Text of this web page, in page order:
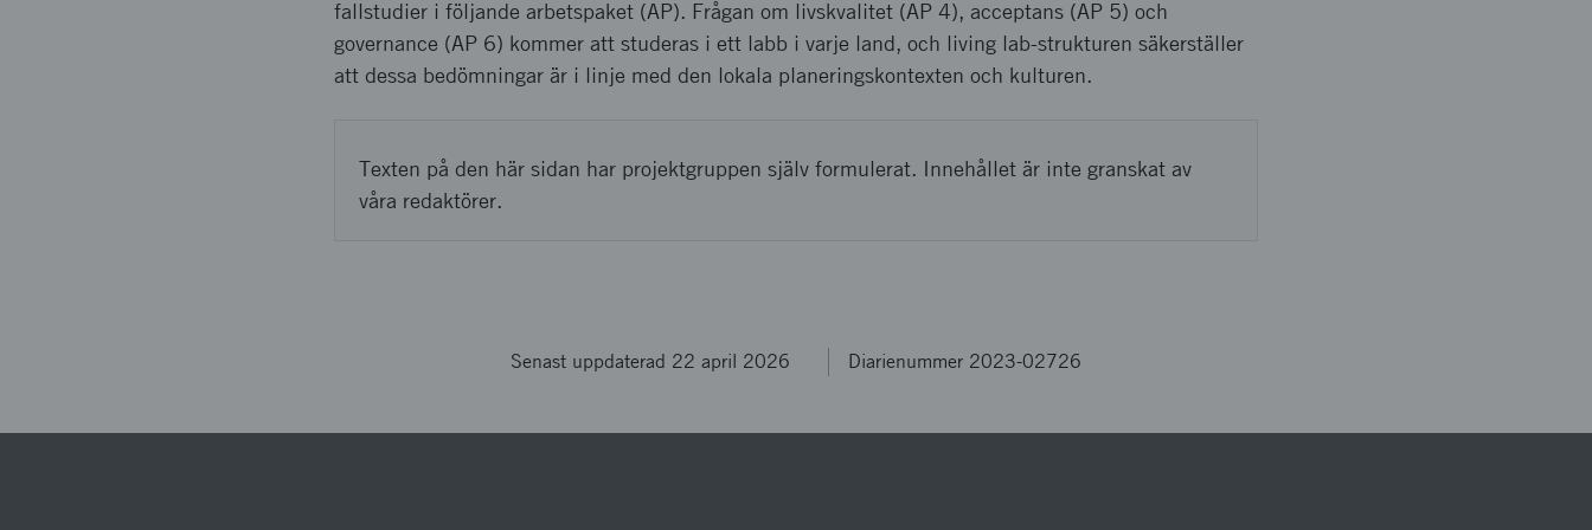
fallstudier i följande arbetspaket (AP). Frågan om livskvalitet (AP 4), acceptans (AP 5) och
governance (AP 6) kommer att studeras i ett labb i varje land, och living lab-strukturen säkerställer
att dessa bedömningar är i linje med den lokala planeringskontexten och kulturen.
Texten på den här sidan har projektgruppen själv formulerat. Innehållet är inte granskat av
våra redaktörer.
Senast uppdaterad 22 april 2026 Diarienummer 2023-02726